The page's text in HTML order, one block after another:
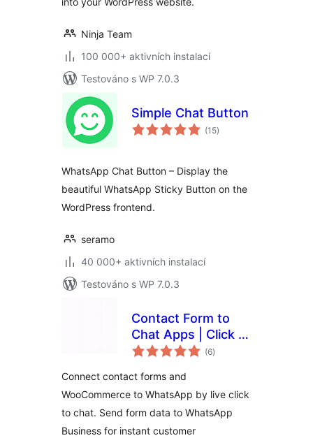
Ninja Team
100 000+ aktivních instalací
Testováno s WP 7.0.3
Simple Chat Button
(15celkové
hodnocení
)
WhatsApp Chat Button – Display the
beautiful WhatsApp Sticky Button on the
WordPress frontend.
seramo
40 000+ aktivních instalací
Testováno s WP 7.0.3
Contact Form to
Chat Apps | Click to
Chat to Order –
(6celkové
hodnocení
)
Connect contact forms and
WooCommerce to WhatsApp by live click
to chat. Send form data to WhatsApp
Business for instant customer